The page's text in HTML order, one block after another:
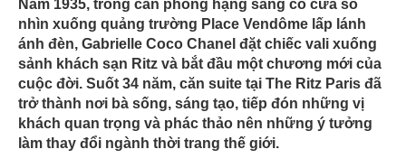
Năm 1935, trong căn phòng hạng sang có cửa sổ
nhìn xuống quảng trường Place Vendôme lấp lánh
ánh đèn, Gabrielle Coco Chanel đặt chiếc vali xuống
sảnh khách sạn Ritz và bắt đầu một chương mới của
cuộc đời. Suốt 34 năm, căn suite tại The Ritz Paris đã
trở thành nơi bà sống, sáng tạo, tiếp đón những vị
khách quan trọng và phác thảo nên những ý tưởng
làm thay đổi ngành thời trang thế giới.